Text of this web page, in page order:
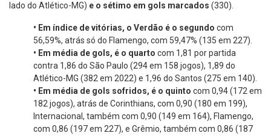
lado do Atlético-MG) e o sétimo em gols marcados (330).
• Em índice de vitórias, o Verdão é o segundo com
56,59%, atrás só do Flamengo, com 59,47% (135 em 227).
• Em média de gols, é o quarto com 1,81 por partida
contra 1,86 do São Paulo (294 em 158 jogos), 1,89 do
Atlético-MG (382 em 2022) e 1,96 do Santos (275 em 140).
• Em média de gols sofridos, é o quinto com 0,94 (172 em
182 jogos), atrás de Corinthians, com 0,90 (180 em 199),
Internacional, também com 0,90 (149 em 164), Flamengo,
com 0,86 (197 em 227), e Grêmio, também com 0,86 (187